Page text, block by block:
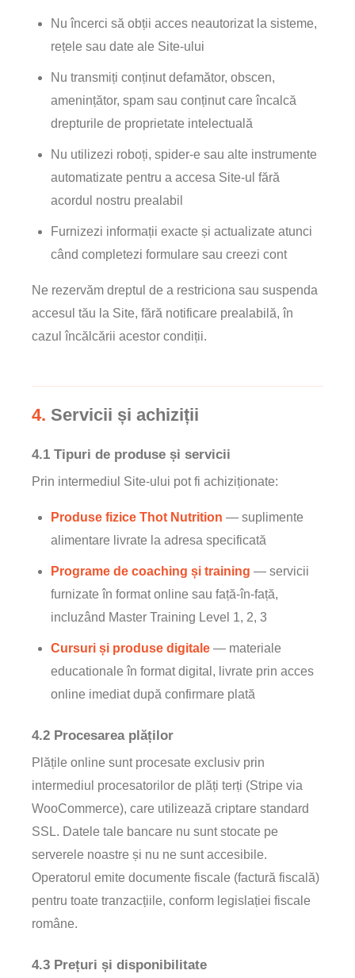
Nu încerci să obții acces neautorizat la sisteme,
rețele sau date ale Site-ului
Nu transmiți conținut defamător, obscen,
amenințător, spam sau conținut care încalcă
drepturile de proprietate intelectuală
Nu utilizezi roboți, spider-e sau alte instrumente
automatizate pentru a accesa Site-ul fără
acordul nostru prealabil
Furnizezi informații exacte și actualizate atunci
când completezi formulare sau creezi cont
Ne rezervăm dreptul de a restriciona sau suspenda
accesul tău la Site, fără notificare prealabilă, în
cazul încălcării acestor condiții.
4. Servicii și achiziții
4.1 Tipuri de produse și servicii
Prin intermediul Site-ului pot fi achiziționate:
Produse fizice Thot Nutrition — suplimente
alimentare livrate la adresa specificată
Programe de coaching și training — servicii
furnizate în format online sau față-în-față,
incluzând Master Training Level 1, 2, 3
Cursuri și produse digitale — materiale
educationale în format digital, livrate prin acces
online imediat după confirmare plată
4.2 Procesarea plăților
Plățile online sunt procesate exclusiv prin
intermediul procesatorilor de plăți terți (Stripe via
WooCommerce), care utilizează criptare standard
SSL. Datele tale bancare nu sunt stocate pe
serverele noastre și nu ne sunt accesibile.
Operatorul emite documente fiscale (factură fiscală)
pentru toate tranzacțiile, conform legislației fiscale
române.
4.3 Prețuri și disponibilitate